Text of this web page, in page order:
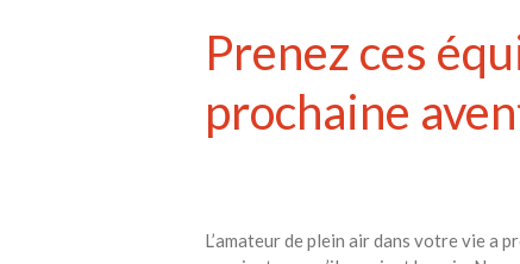
Prenez ces
prochaine
L’amateur de plein air dans votre vie a